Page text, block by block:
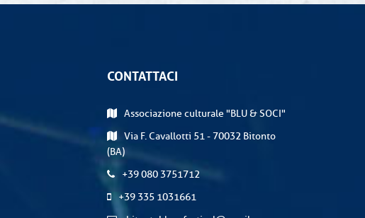
CONTATTACI
Associazione culturale "BLU & SOCI"
Via F. Cavallotti 51 - 70032 Bitonto
(BA)
+39 080 3751712
+39 335 1031661